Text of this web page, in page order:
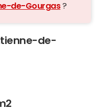
de-Gourgas?
de-